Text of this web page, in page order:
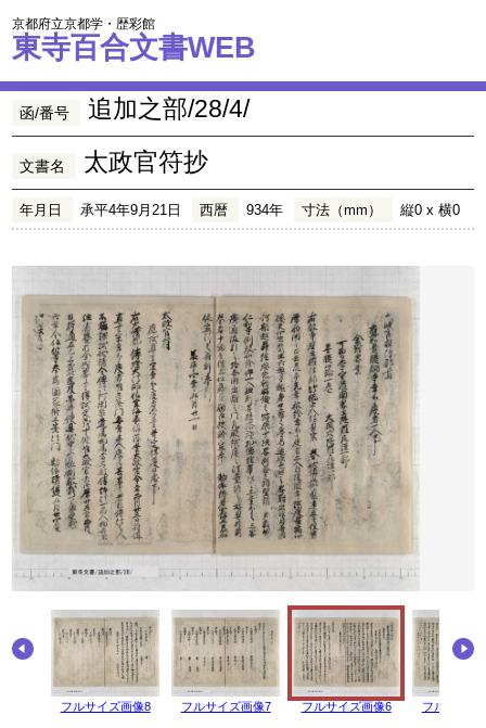
京都府立京都学・歴彩館
東寺百合文書WEB
函/番号 追加之部/28/4/
文書名 太政官符抄
年月日 承平4年9月21日 西暦 934年 寸法（mm） 縦0 x 横0
フルサイズ画像8 フルサイズ画像7 フルサイズ画像6 フルサイズ